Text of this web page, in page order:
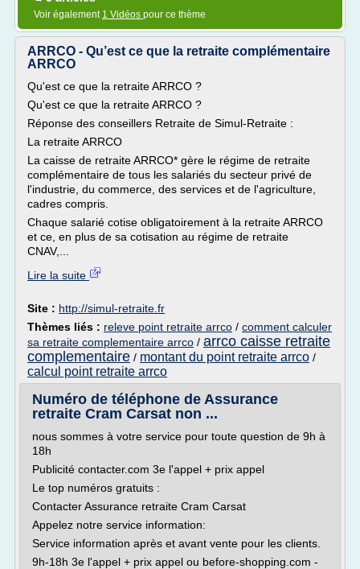
Voir également 1 Vidéos pour ce thème
ARRCO - Qu’est ce que la retraite complémentaire
ARRCO
Qu'est ce que la retraite ARRCO ?
Qu'est ce que la retraite ARRCO ?
Réponse des conseillers Retraite de Simul-Retraite :
La retraite ARRCO
La caisse de retraite ARRCO* gère le régime de retraite
complémentaire de tous les salariés du secteur privé de
l'industrie, du commerce, des services et de l'agriculture,
cadres compris.
Chaque salarié cotise obligatoirement à la retraite ARRCO
et ce, en plus de sa cotisation au régime de retraite
CNAV,...
Lire la suite
Site : http://simul-retraite.fr
Thèmes liés : releve point retraite arrco / comment calculer
sa retraite complementaire arrco / arrco caisse retraite
complementaire / montant du point retraite arrco /
calcul point retraite arrco
Numéro de téléphone de Assurance
retraite Cram Carsat non ...
nous sommes à votre service pour toute question de 9h à
18h
Publicité contacter.com 3e l'appel + prix appel
Le top numéros gratuits :
Contacter Assurance retraite Cram Carsat
Appelez notre service information:
Service information après et avant vente pour les clients.
9h-18h 3e l'appel + prix appel ou before-shopping.com -